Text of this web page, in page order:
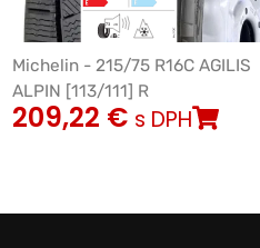
Michelin - 215/75 R16C AGILIS
ALPIN [113/111] R
209,22 € s DPH